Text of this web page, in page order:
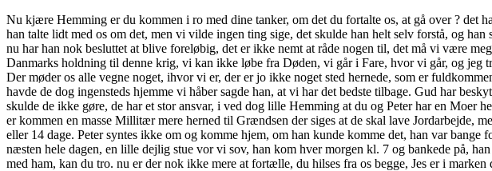
Nu kjære Hemming er du kommen i ro med dine tanker, om det du fortalte os, at gå over ? det
han talte lidt med os om det, men vi vilde ingen ting sige, det skulde han helt selv forstå, og
nu har han nok besluttet at blive foreløbig, det er ikke nemt at råde nogen til, det må vi være
Danmarks holdning til denne krig, vi kan ikke løbe fra Døden, vi går i Fare, hvor vi går, og jeg
Der møder os alle vegne noget, ihvor vi er, der er jo ikke noget sted hernede, som er
havde de dog ingensteds hjemme vi håber sagde han, at vi har det bedste tilbage. Gud har
skulde de ikke gøre, de har et stor ansvar, i ved dog lille Hemming at du og Peter har en Moer
er kommen en masse Millitær mere herned til Grændsen der siges at de skal lave Jordarbejde,
eller 14 dage. Peter syntes ikke om og komme hjem, om han kunde komme det, han var
næsten hele dagen, en lille dejlig stue vor vi sov, han kom hver morgen kl. 7 og bankede på,
med ham, kan du tro. nu er der nok ikke mere at fortælle, du hilses fra os begge, Jes er i marken